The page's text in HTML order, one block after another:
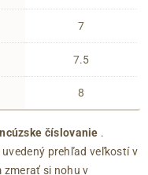
7
7.5
8
číslovanie .
prehľad veľkostí v
zmerať si nohu v